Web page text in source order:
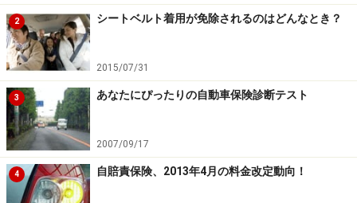
2 シートベルト着用が免除されるのはどんなとき？
2015/07/31
3 あなたにぴったりの自動車保険診断テスト
2007/09/17
4 自賠責保険、2013年4月の料金改定動向！